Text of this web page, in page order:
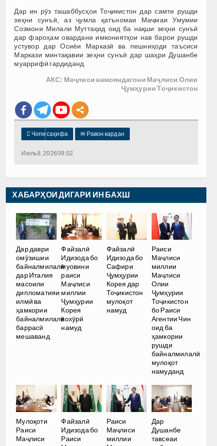
Дар ин рӯз ташаббусҳои Тоҷикистон дар самти рушди
зеҳни сунъӣ, аз ҷумла қатъномаи Маҷмаи Умумии
Созмони Милали Муттаҳид оид ба нақши зеҳни сунъӣ
дар фароҳам овардани имкониятҳои нав барои рушди
устувор дар Осиёи Марказӣ ва пешниҳоди таъсиси
Маркази минтақавии зеҳни сунъӣ дар шаҳри Душанбе
муаррифӣ гардиданд.
АКС: Маҷлиси намояндагони Маҷлиси Олии
Ҷумҳурии Тоҷикистон
 Чопи саҳифа ✉ Равон кардан
Июль 8, 2026 09:02
ХАБАРҲОИ ДИГАРИ ИН БАХШ
Дар даври
омӯзишии
байналмилалӣ
дар Италия
масоили
дипломатияи
илмӣ ва
ҳамкории
байналмилалӣ
баррасӣ
мешаванд
Файзалӣ
Идизода бо
муовини
раиси
Маҷлиси
миллии
Ҷумҳурии
Корея
вохӯрӣ
намуд
Файзалӣ
Идизода бо
Сафири
Ҷумҳурии
Корея дар
Тоҷикистон
мулоқот
намуд
Раиси
Маҷлиси
миллии
Маҷлиси
Олии
Ҷумҳурии
Тоҷикистон
бо Раиси
Агентии Чин
оид ба
ҳамкории
рушди
байналмилалӣ
мулоқот
намуданд
Мулоқоти
Раиси
Маҷлиси
Файзалӣ
Идизода бо
Раиси
Раиси
Маҷлиси
миллии
Дар
Душанбе
тавсеаи